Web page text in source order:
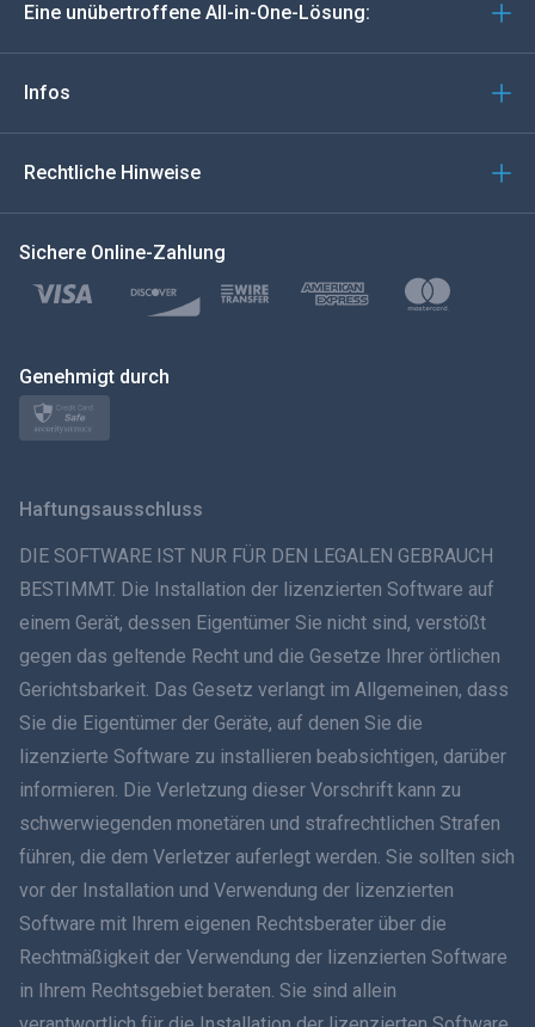
Türkçe
Polski
日本
ภาษาไทย
Dansk
हिंदी
עברית
Română
Ελληνικά
Tiếng Việt
Eine unübertroffene All-in-One-Lösung:
Infos
Rechtliche Hinweise
Sichere Online-Zahlung
Genehmigt durch
Haftungsausschluss
DIE SOFTWARE IST NUR FÜR DEN LEGALEN GEBRAUCH
BESTIMMT. Die Installation der lizenzierten Software auf
einem Gerät, dessen Eigentümer Sie nicht sind, verstößt
gegen das geltende Recht und die Gesetze Ihrer örtlichen
Gerichtsbarkeit. Das Gesetz verlangt im Allgemeinen, dass
Sie die Eigentümer der Geräte, auf denen Sie die
lizenzierte Software zu installieren beabsichtigen, darüber
informieren. Die Verletzung dieser Vorschrift kann zu
schwerwiegenden monetären und strafrechtlichen Strafen
führen, die dem Verletzer auferlegt werden. Sie sollten sich
vor der Installation und Verwendung der lizenzierten
Software mit Ihrem eigenen Rechtsberater über die
Rechtmäßigkeit der Verwendung der lizenzierten Software
in Ihrem Rechtsgebiet beraten. Sie sind allein